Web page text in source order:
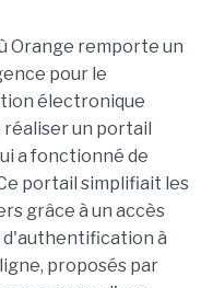
Orange remporte un
pour le
électronique
réaliser un portail
a fonctionné de
portail simplifiait les
grâce à un accès
d'authentification à
proposés par